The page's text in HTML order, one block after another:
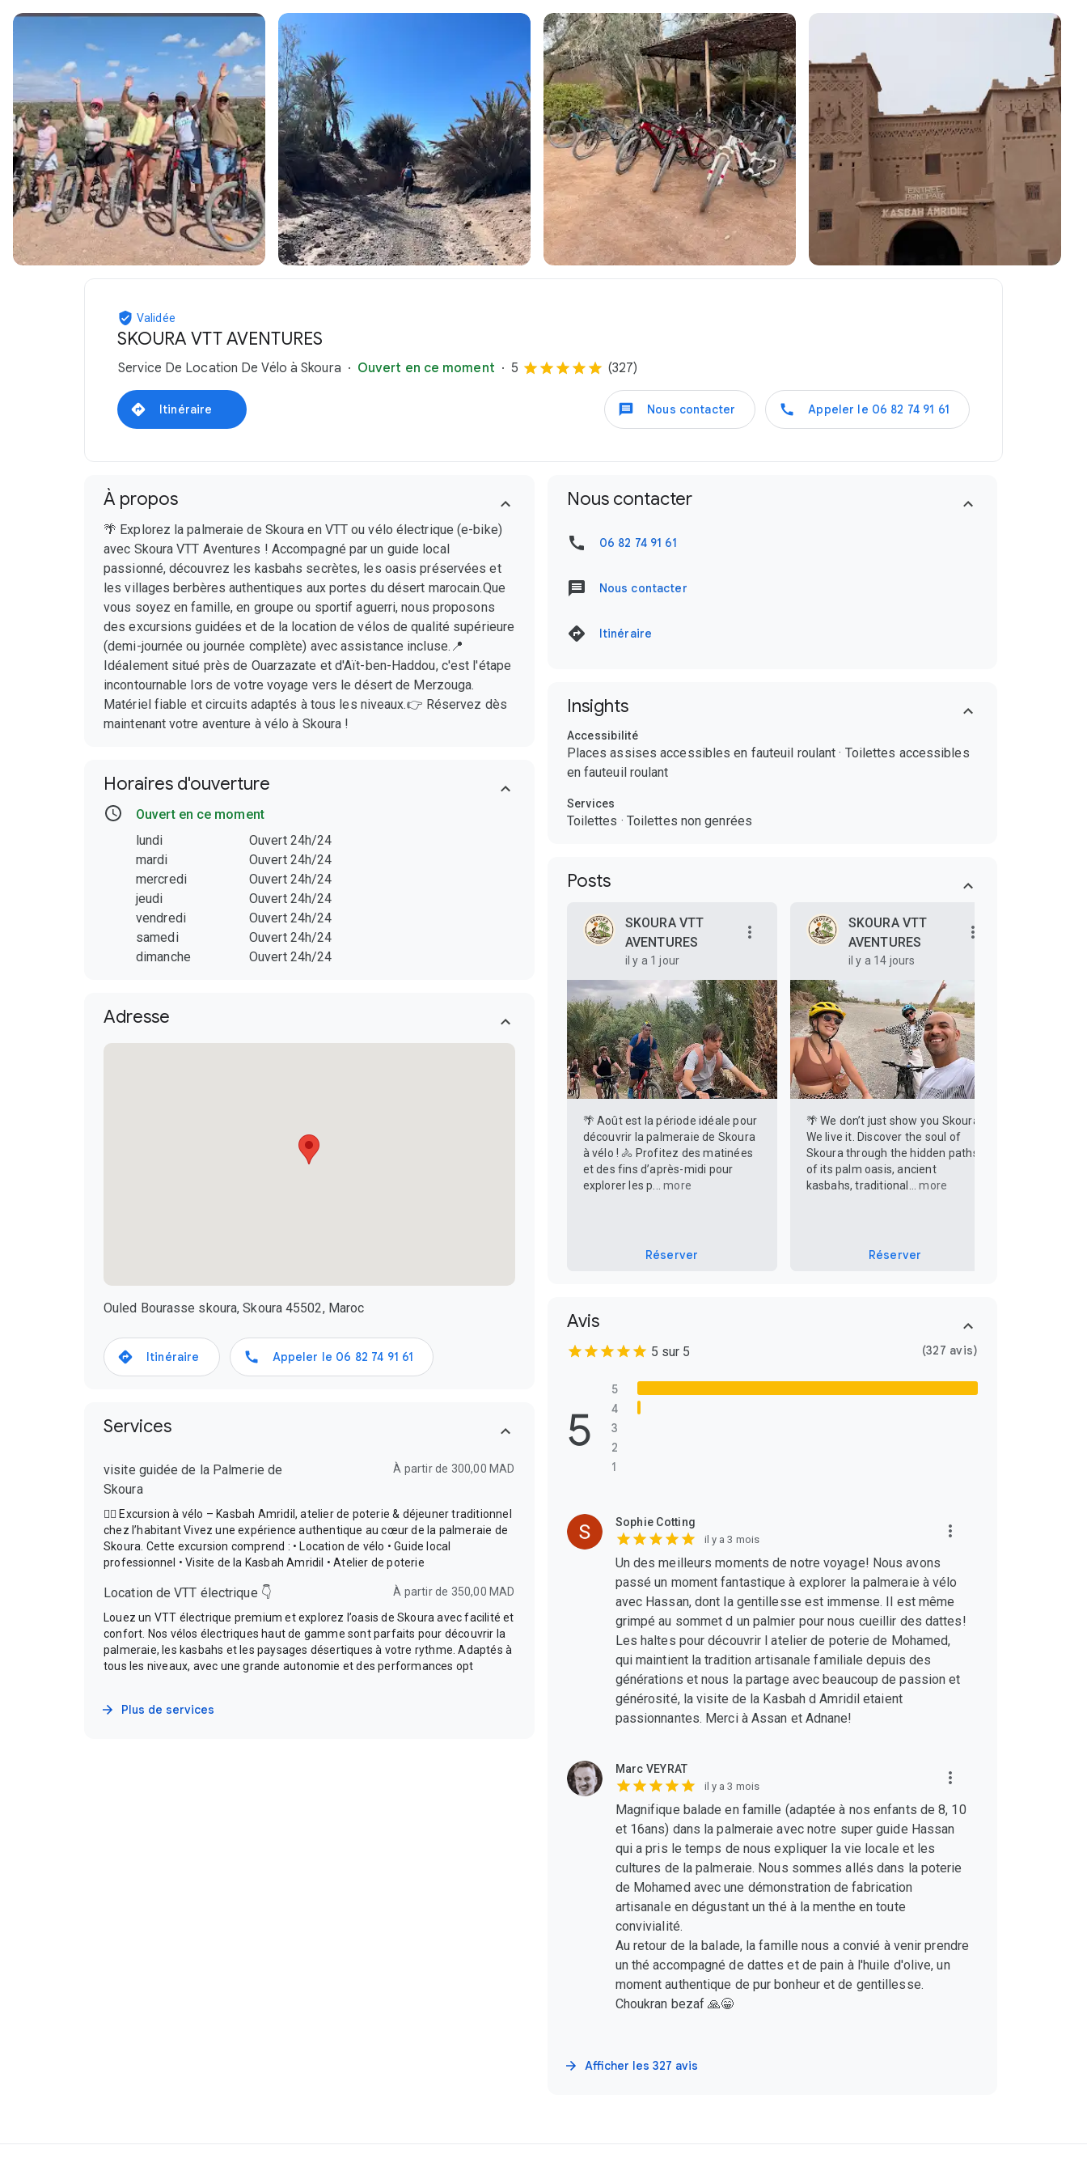
Validée
SKOURA VTT AVENTURES
Service De Location De Vélo à Skoura Ouvert en ce moment 5 (327)
Itinéraire Appeler le 06 82 74 91 61
Nous contacter
À propos
🌴 Explorez la palmeraie de Skoura en VTT ou vélo électrique (e-bike)
avec Skoura VTT Aventures ! Accompagné par un guide local
passionné, découvrez les kasbahs secrètes, les oasis préservées et
les villages berbères authentiques aux portes du désert marocain.Que
vous soyez en famille, en groupe ou sportif aguerri, nous proposons
des excursions guidées et de la location de vélos de qualité supérieure
(demi-journée ou journée complète) avec assistance incluse.📍
Idéalement situé près de Ouarzazate et d'Aït-ben-Haddou, c'est l'étape
incontournable lors de votre voyage vers le désert de Merzouga.
Matériel fiable et circuits adaptés à tous les niveaux.👉 Réservez dès
maintenant votre aventure à vélo à Skoura !
Horaires d'ouverture
Ouvert en ce moment
lundi
Ouvert 24h/24
mardi
Ouvert 24h/24
mercredi
Ouvert 24h/24
jeudi
Ouvert 24h/24
vendredi
Ouvert 24h/24
samedi
Ouvert 24h/24
dimanche
Ouvert 24h/24
Adresse
Ouled Bourasse skoura, Skoura 45502, Maroc
Itinéraire Appeler le 06 82 74 91 61
Services
visite guidée de la Palmerie de
Skoura
À partir de 300,00 MAD
🚴‍♂️ Excursion à vélo – Kasbah Amridil, atelier de poterie & déjeuner traditionnel
chez l’habitant Vivez une expérience authentique au cœur de la palmeraie de
Skoura. Cette excursion comprend : • Location de vélo • Guide local
professionnel • Visite de la Kasbah Amridil • Atelier de poterie
Location de VTT électrique 👇
À partir de 350,00 MAD
Louez un VTT électrique premium et explorez l’oasis de Skoura avec facilité et
confort. Nos vélos électriques haut de gamme sont parfaits pour découvrir la
palmeraie, les kasbahs et les paysages désertiques à votre rythme. Adaptés à
tous les niveaux, avec une grande autonomie et des performances opt
Plus de services
Nous contacter
06 82 74 91 61
Nous contacter
Itinéraire
Insights
Accessibilité
Places assises accessibles en fauteuil roulant · Toilettes accessibles
en fauteuil roulant
Services
Toilettes · Toilettes non genrées
Posts
SKOURA VTT
AVENTURES
il y a 1 jour
🌴 Août est la période idéale pour
découvrir la palmeraie de Skoura
à vélo ! 🚴 Profitez des matinées
et des fins d’après-midi pour
explorer les p...more
Réserver
SKOURA VTT
AVENTURES
il y a 14 jours
🌴 We don’t just show you Skoura.
We live it. Discover the soul of
Skoura through the hidden paths
of its palm oasis, ancient
kasbahs, traditional...more
Réserver
Avis
5 sur 5 (327 avis)
5
5
4
3
2
1
Sophie Cotting
il y a 3 mois
Un des meilleurs moments de notre voyage! Nous avons
passé un moment fantastique à explorer la palmeraie à vélo
avec Hassan, dont la gentillesse est immense. Il est même
grimpé au sommet d un palmier pour nous cueillir des dattes!
Les haltes pour découvrir l atelier de poterie de Mohamed,
qui maintient la tradition artisanale familiale depuis des
générations et nous la partage avec beaucoup de passion et
générosité, la visite de la Kasbah d Amridil etaient
passionnantes. Merci à Assan et Adnane!
Marc VEYRAT
il y a 3 mois
Magnifique balade en famille (adaptée à nos enfants de 8, 10
et 16ans) dans la palmeraie avec notre super guide Hassan
qui a pris le temps de nous expliquer la vie locale et les
cultures de la palmeraie. Nous sommes allés dans la poterie
de Mohamed avec une démonstration de fabrication
artisanale en dégustant un thé à la menthe en toute
convivialité.
Au retour de la balade, la famille nous a convié à venir prendre
un thé accompagné de dattes et de pain à l'huile d'olive, un
moment authentique de pur bonheur et de gentillesse.
Choukran bezaf 🙏😁
Afficher les 327 avis